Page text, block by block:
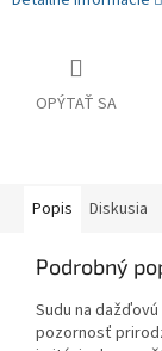
OPÝTAŤ SA
Popis Diskusia
Podrobný
Sudu na
pozornosť